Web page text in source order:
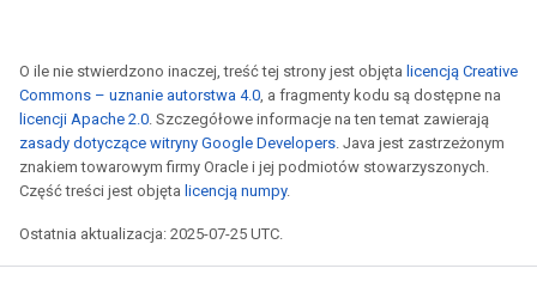
O ile nie stwierdzono inaczej, treść tej strony jest objęta licencją Creative
Commons – uznanie autorstwa 4.0, a fragmenty kodu są dostępne na
licencji Apache 2.0. Szczegółowe informacje na ten temat zawierają
zasady dotyczące witryny Google Developers. Java jest zastrzeżonym
znakiem towarowym firmy Oracle i jej podmiotów stowarzyszonych.
Część treści jest objęta licencją numpy.
Ostatnia aktualizacja: 2025-07-25 UTC.